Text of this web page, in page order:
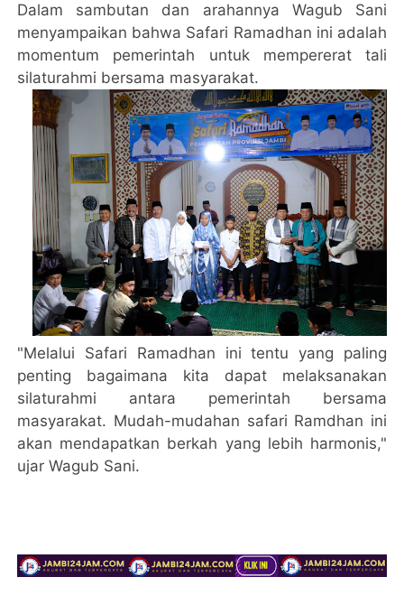
Dalam sambutan dan arahannya Wagub Sani
menyampaikan bahwa Safari Ramadhan ini adalah
momentum pemerintah untuk mempererat tali
silaturahmi bersama masyarakat.
"Melalui Safari Ramadhan ini tentu yang paling
penting bagaimana kita dapat melaksanakan
silaturahmi antara pemerintah bersama
masyarakat. Mudah-mudahan safari Ramdhan ini
akan mendapatkan berkah yang lebih harmonis,"
ujar Wagub Sani.